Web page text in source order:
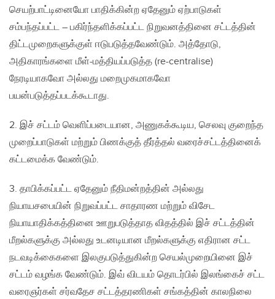
செயற்பாட்டினையோ பாதிக்கின்ற ஏதேனும் ஏற்பாடுகள்
சம்பந்தப்பட்ட – பகிர்ந்தளிக்கப்பட்ட நிறுவனத்தினை சட்டத்தின்
திட்டமுறைகளுக்குள் ஈடுபடுத்தவேண்டும். அத்தோடு,
அதிகாரங்களை மீள்-மத்தியப்படுத்த (re-centralise)
நேரடியாகவோ அல்லது மறைமுகமாகவோ
பயன்படுத்தப்படக்கூடாது.​
2. இச் சட்டம் வெளிப்படையான, அணுகக்கூடிய, செலவு குறைந்த
முறைப்பாடுகள் மற்றும் பிணக்குத் தீர்த்தல் வரைச்சட்டத்தினைக்
கட்டமைக்க வேண்டும்.
3. தாபிக்கப்பட்ட ஏதேனும் நீதிமன்றத்தின் அல்லது
நியாயசபையின் நிறுவப்பட்ட சாதாரண மற்றும் விசேட
நியாயாதிக்கத்தினை ஊறுபடுத்தாத விதத்தில் இச் சட்டத்தின்
மீறல்களுக்கு அல்லது உடனடியான மீறல்களுக்கு எதிரான சட்ட
நடவடிக்கைகளை இலகுபடுத்துகின்ற செயல்முறையினை இச்
சட்டம் வழங்க வேண்டும். இவ் விடயம் தொடர்பில் இலங்கைச் சட்ட
வரைஞர்கள் சர்வதேச சட்டத்தரணிகள் சங்கத்தின் காலநிலை